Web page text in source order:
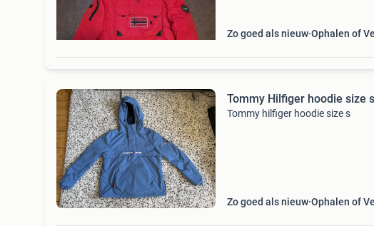
Zo goed als nieuw Ophalen of
Tommy Hilfiger hoodie size s
Tommy hilfiger hoodie size s
Zo goed als nieuw Ophalen of